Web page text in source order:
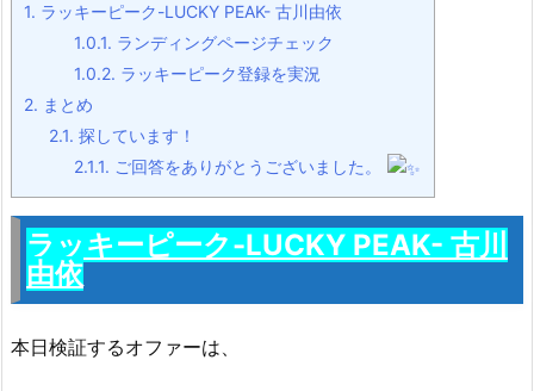
1. ラッキーピーク-LUCKY PEAK- 古川由依
1.0.1. ランディングページチェック
1.0.2. ラッキーピーク登録を実況
2. まとめ
2.1. 探しています！
2.1.1. ご回答をありがとうございました。
ラッキーピーク-LUCKY PEAK- 古川
由依
本日検証するオファーは、